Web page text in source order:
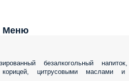
Меню
безалкогольный напиток,
корицей, цитрусовыми маслами и